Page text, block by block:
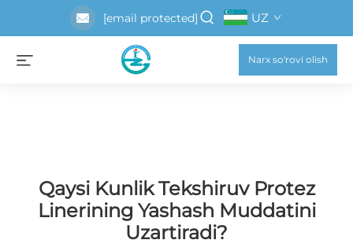
[email protected] UZ
Narx so'rovi olish
Qaysi Kunlik Tekshiruv Protez
Linerining Yashash Muddatini
Uzartiradi?